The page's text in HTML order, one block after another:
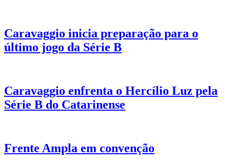
Caravaggio inicia preparação para o
último jogo da Série B
Caravaggio enfrenta o Hercílio Luz pela
Série B do Catarinense
Frente Ampla em convenção